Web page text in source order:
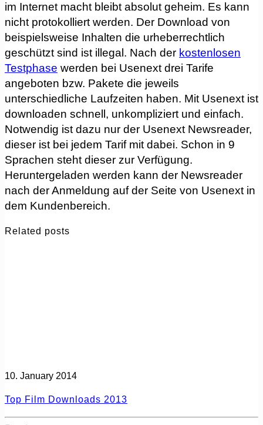
im Internet macht bleibt absolut geheim. Es kann
nicht protokolliert werden. Der Download von
beispielsweise Inhalten die urheberrechtlich
geschützt sind ist illegal. Nach der kostenlosen
Testphase werden bei Usenext drei Tarife
angeboten bzw. Pakete die jeweils
unterschiedliche Laufzeiten haben. Mit Usenext ist
downloaden schnell, unkompliziert und einfach.
Notwendig ist dazu nur der Usenext Newsreader,
dieser ist bei jedem Tarif mit dabei. Schon in 9
Sprachen steht dieser zur Verfügung.
Heruntergeladen werden kann der Newsreader
nach der Anmeldung auf der Seite von Usenext in
dem Kundenbereich.
Related posts
10. January 2014
Top Film Downloads 2013